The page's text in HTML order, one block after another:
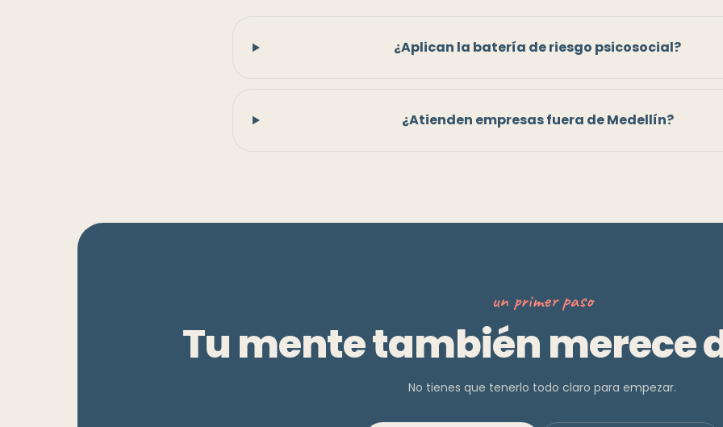
¿Aplican la batería de riesgo psicosocial?
¿Atienden empresas fuera de Medellín?
un primer paso
Tu mente también merece
No tienes que tenerlo todo claro para empezar.